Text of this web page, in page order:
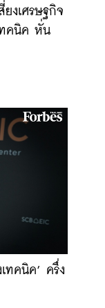
ยงเศรษฐกิจ
ทคนิค หั่น
ทคนิค’ ครึ่ง